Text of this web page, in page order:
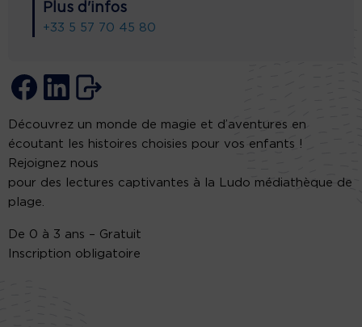
Plus d'infos
+33 5 57 70 45 80
Découvrez un monde de magie et d’aventures en
écoutant les histoires choisies pour vos enfants !
Rejoignez nous
pour des lectures captivantes à la Ludo médiathèque de
plage.
De 0 à 3 ans – Gratuit
Inscription obligatoire